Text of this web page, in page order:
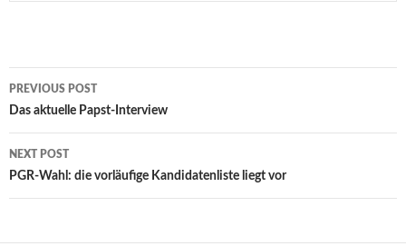
Post
navigation
PREVIOUS POST
Das aktuelle Papst-Interview
NEXT POST
PGR-Wahl: die vorläufige Kandidatenliste liegt vor